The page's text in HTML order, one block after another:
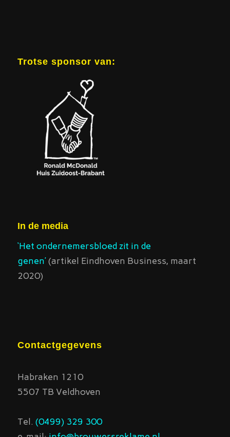
Trotse sponsor van:
In de media
‘Het ondernemersbloed zit in de
genen’(artikel Eindhoven Business, maart
2020)
Contactgegevens
Habraken 1210
5507 TB Veldhoven
Tel. (0499) 329 300